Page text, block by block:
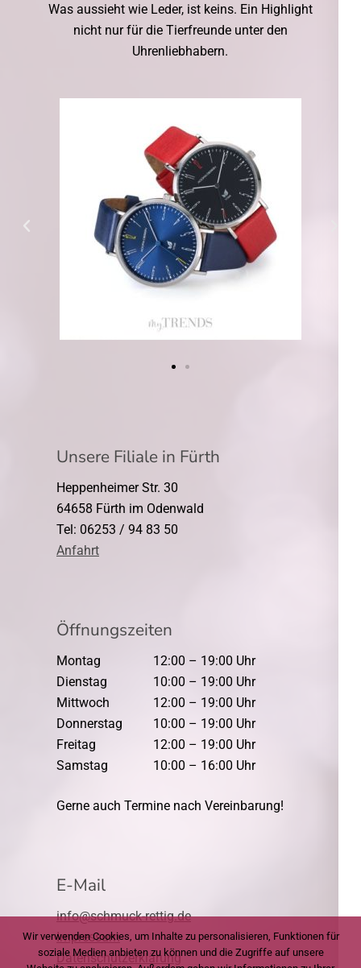
Was aussieht wie Leder, ist keins. Ein Highlight
nicht nur für die Tierfreunde unter den
Uhrenliebhabern.
Unsere Filiale in Fürth
Heppenheimer Str. 30
64658 Fürth im Odenwald
Tel: 06253 / 94 83 50
Anfahrt
Öffnungszeiten
Montag
12:00 – 19:00 Uhr
Dienstag
10:00 – 19:00 Uhr
Mittwoch
12:00 – 19:00 Uhr
Donnerstag
10:00 – 19:00 Uhr
Freitag
12:00 – 19:00 Uhr
Samstag
10:00 – 16:00 Uhr
Gerne auch Termine nach Vereinbarung!
E-Mail
info@schmuck-rettig.de
Impressum
Datenschutzerklärung
Wir verwenden Cookies, um Inhalte zu personalisieren, Funktionen für
soziale Medien anbieten zu können und die Zugriffe auf unsere